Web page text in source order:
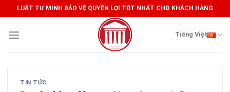
to
content
LUẬT TƯ MINH BẢO VỆ QUYỀN LỢI TỐT NHẤT CHO KHÁCH HÀNG
Tiếng Việt
TIN TỨC